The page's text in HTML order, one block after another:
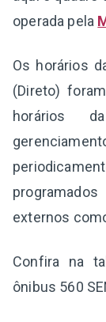
operada pela
Os horários
(Direto)
horários
externos
Confira na
ônibus 560